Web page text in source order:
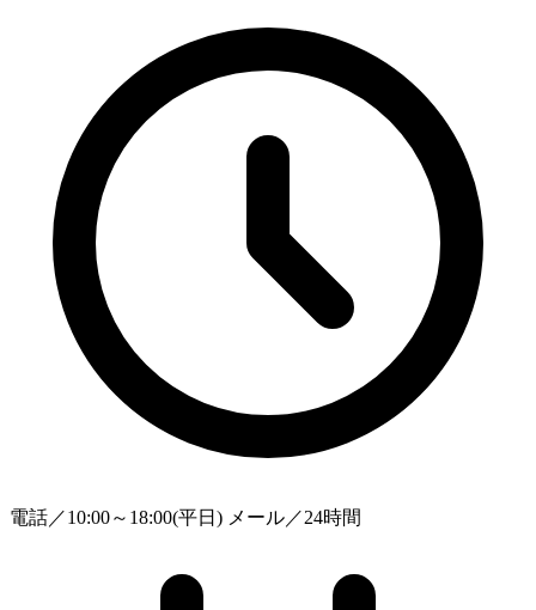
電話／10:00～18:00(平日) メール／24時間